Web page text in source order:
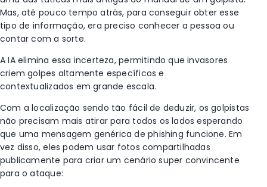
Mas, até pouco tempo atrás, para conseguir obter esse
tipo de informação, era preciso conhecer a pessoa ou
contar com a sorte.
A IA elimina essa incerteza, permitindo que invasores
criem golpes altamente específicos e
contextualizados em grande escala.
Com a localização sendo tão fácil de deduzir, os golpistas
não precisam mais atirar para todos os lados esperando
que uma mensagem genérica de phishing funcione. Em
vez disso, eles podem usar fotos compartilhadas
publicamente para criar um cenário super convincente
para o ataque: